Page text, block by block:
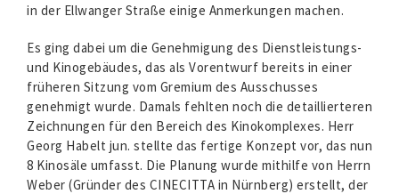
in der Ellwanger Straße einige Anmerkungen machen.
Es ging dabei um die Genehmigung des Dienstleistungs-
und Kinogebäudes, das als Vorentwurf bereits in einer
früheren Sitzung vom Gremium des Ausschusses
genehmigt wurde. Damals fehlten noch die detaillierteren
Zeichnungen für den Bereich des Kinokomplexes. Herr
Georg Habelt jun. stellte das fertige Konzept vor, das nun
8 Kinosäle umfasst. Die Planung wurde mithilfe von Herrn
Weber (Gründer des CINECITTA in Nürnberg) erstellt, der